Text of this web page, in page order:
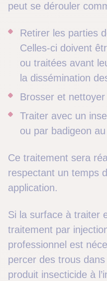
peut se dérouler
Retirer les parties
Celles-ci doivent
ou traitées avant
la dissémination
Brosser et
Traiter avec un
ou par badigeon
Ce traitement sera
respectant un temps
application.
Si la surface à traiter
traitement par
professionnel est
percer des trous
produit insecticide à